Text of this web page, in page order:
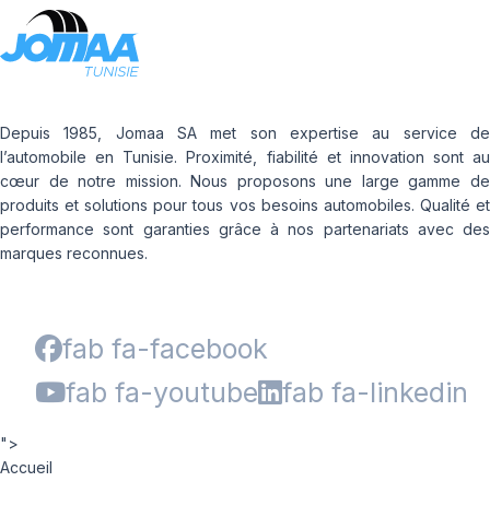
Depuis 1985, Jomaa SA met son expertise au service de
l’automobile en Tunisie. Proximité, fiabilité et innovation sont au
cœur de notre mission. Nous proposons une large gamme de
produits et solutions pour tous vos besoins automobiles. Qualité et
performance sont garanties grâce à nos partenariats avec des
marques reconnues.
fab fa-facebook
fab fa-youtube
fab fa-linkedin
">
Accueil